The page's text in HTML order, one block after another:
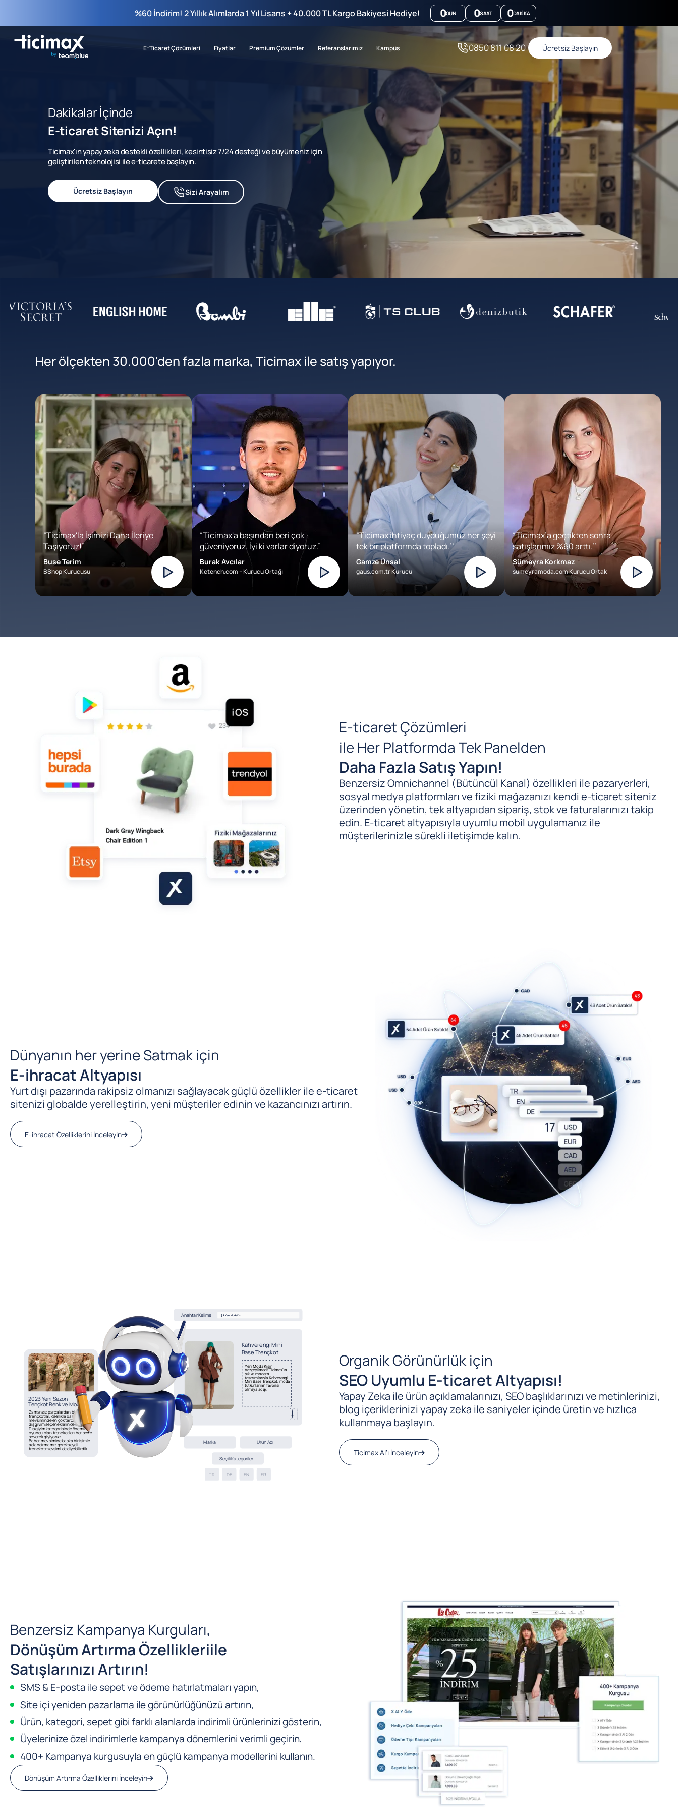
%60 İndirim! 2 Yıllık Alımlarda 1 Yıl Lisans + 40.000 TL Kargo Bakiyesi Hediye! 0GÜN 0SAAT 0DAKIKA
E-Ticaret Çözümleri Fiyatlar Premium Çözümler Referanslarımız Kampüs 0850 811 08 20 Ücretsiz Başlayın
Dakikalar İçinde
E-ticaret Sitenizi Açın!
Ticimax'ın yapay zeka destekli özellikleri, kesintisiz 7/24 desteği ve büyümeniz için
geliştirilen teknolojisi ile e-ticarete başlayın.
Ücretsiz Başlayın Sizi Arayalım
Her ölçekten 30.000'den fazla marka, Ticimax ile satış yapıyor.
“Ticimax'la İşimizi Daha İleriye
Taşıyoruz!”
Buse Terim
BShop Kurucusu
“Ticimax'a başından beri çok
güveniyoruz. İyi ki varlar diyoruz.”
Burak Avcılar
Ketench.com – Kurucu Ortağı
“Ticimax ihtiyaç duyduğumuz her şeyi
tek bir platformda topladı.’’
Gamze Ünsal
gaus.com.tr Kurucu
“Ticimax’a geçtikten sonra
satışlarımız %60 arttı.’’
Sümeyra Korkmaz
sumeyramoda.com Kurucu Ortak
E-ticaret Çözümleri
ile Her Platformda Tek Panelden
Daha Fazla Satış Yapın!
Benzersiz Omnichannel (Bütüncül Kanal) özellikleri ile pazaryerleri,
sosyal medya platformları ve fiziki mağazanızı kendi e-ticaret siteniz
üzerinden yönetin, tek altyapıdan sipariş, stok ve faturalarınızı takip
edin. E-ticaret altyapısıyla uyumlu mobil uygulamanız ile
müşterilerinizle sürekli iletişimde kalın.
Dünyanın her yerine Satmak için
E-ihracat Altyapısı
Yurt dışı pazarında rakipsiz olmanızı sağlayacak güçlü özellikler ile e-ticaret
sitenizi globalde yerelleştirin, yeni müşteriler edinin ve kazancınızı artırın.
E-ihracat Özelliklerini İnceleyin
Organik Görünürlük için
SEO Uyumlu E-ticaret Altyapısı!
Yapay Zeka ile ürün açıklamalarınızı, SEO başlıklarınızı ve metinlerinizi,
blog içeriklerinizi yapay zeka ile saniyeler içinde üretin ve hızlıca
kullanmaya başlayın.
Ticimax AI’ı İnceleyin
Benzersiz Kampanya Kurguları,
Dönüşüm Artırma Özellikleriile
Satışlarınızı Artırın!
SMS & E-posta ile sepet ve ödeme hatırlatmaları yapın,
Site içi yeniden pazarlama ile görünürlüğünüzü artırın,
Ürün, kategori, sepet gibi farklı alanlarda indirimli ürünlerinizi gösterin,
Üyelerinize özel indirimlerle kampanya dönemlerini verimli geçirin,
400+ Kampanya kurgusuyla en güçlü kampanya modellerini kullanın.
Dönüşüm Artırma Özelliklerini İnceleyin